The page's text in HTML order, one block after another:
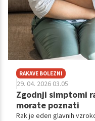
RAKAVE BOLEZNI
29. 04. 2026 03.05
Zgodnji simptomi
morate poznati
Rak je eden glavnih